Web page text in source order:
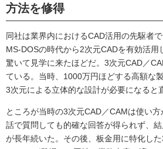
方法を修得
同社は業界内におけるCAD活用の先駆者
MS-DOSの時代から2次元CADを有効活用
驚いて見学に来たほどだ。3次元CAD／
ている。当時、1000万円ほどする高額な
3次元による立体的な設計が必要になると
ところが当時の3次元CAD／CAMは使い
話で質問しても的確な回答が得られず、
が長年続いた。その後、板金用に特化し